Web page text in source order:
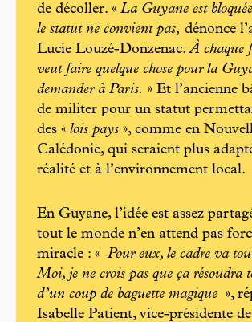
de décoller. « La Guyane est
le statut ne convient pas, dénonce
Lucie Louzé-Donzenac. À chaque
veut faire quelque chose pour la
demander à Paris. » Et l’ancienne
de militer pour un statut
des « lois pays », comme en
Calédonie, qui seraient plus
réalité et à l’environnement local.
En Guyane, l’idée est assez
tout le monde n’en attend pas
miracle : « Pour eux, le cadre va
Moi, je ne crois pas que ça résoudra
d’un coup de baguette magique »,
Isabelle Patient, vice-présidente